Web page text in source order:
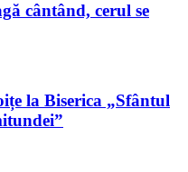
cântând, cerul se
la Biserica „Sfântul